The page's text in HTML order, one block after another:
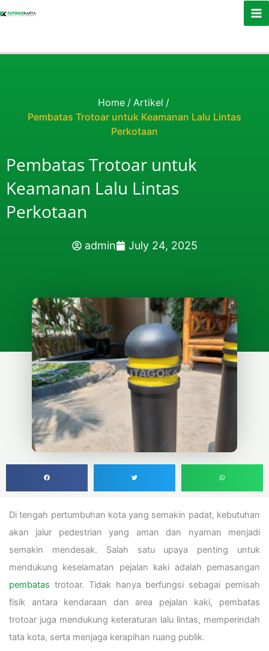
Home / Artikel /
Pembatas Trotoar untuk Keamanan Lalu Lintas
Perkotaan
Pembatas Trotoar untuk
Keamanan Lalu Lintas
Perkotaan
admin July 24, 2025
Di tengah pertumbuhan kota yang semakin padat, kebutuhan
akan jalur pedestrian yang aman dan nyaman menjadi
semakin mendesak. Salah satu upaya penting untuk
mendukung keselamatan pejalan kaki adalah pemasangan
pembatas trotoar. Tidak hanya berfungsi sebagai pemisah
fisik antara kendaraan dan area pejalan kaki, pembatas
trotoar juga mendukung keteraturan lalu lintas, memperindah
tata kota, serta menjaga kerapihan ruang publik.